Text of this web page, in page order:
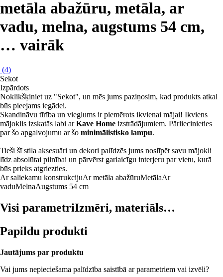
metāla abažūru, metāla, ar
vadu, melna, augstums 54 cm,
… vairāk
(4)
Sekot
Izpārdots
Noklikšķiniet uz "Sekot", un mēs jums paziņosim, kad produkts atkal
būs pieejams iegādei.
Skandināvu tīrība un vieglums ir piemērots ikvienai mājai! Ikviens
mājoklis izskatās labi arKave Home izstrādājumiem. Pārliecinieties
par šo apgalvojumu ar šo minimālistisko lampu.
Tieši šī stila aksesuāri un dekori palīdzēs jums noslīpēt savu mājokli
līdz absolūtai pilnībai un pārvērst garlaicīgu interjeru par vietu, kurā
būs prieks atgriezties.
Ar saliekamu konstrukcijuAr metāla abažūruMetālaAr
vaduMelnaAugstums 54 cm
Visi parametriIzmēri, materiāls…
Papildu produkti
Jautājums par produktu
Vai jums nepieciešama palīdzība saistībā ar parametriem vai izvēli?